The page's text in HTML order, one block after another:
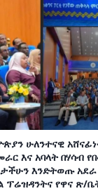
ሁለንተናዊ
እና አባላት በሃሳብ
እንድትወጡ
ፕሬዝዳንትና የዋና ጽ/